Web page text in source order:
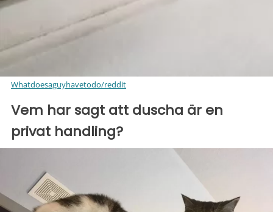
Whatdoesaguyhavetodo/reddit
Vem har sagt att duscha är en
privat handling?